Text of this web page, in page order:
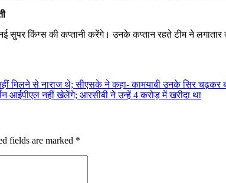
सुपर किंग्स की कप्तानी करेंगे। उनके कप्तान रहते टीम ने
नहीं मिलने से नाराज थे; सीएसके ने कहा- कामयाबी उनके सिर चढ़कर
आईपीएल नहीं खेलेंगे; आरसीबी ने उन्हें 4 करोड़ में खरीदा था
fields are marked *